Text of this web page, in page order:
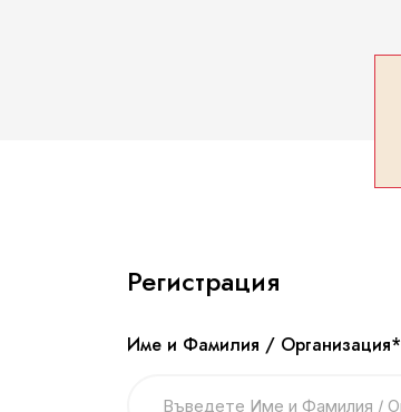
Регистрация
Име и Фамилия / Организация*